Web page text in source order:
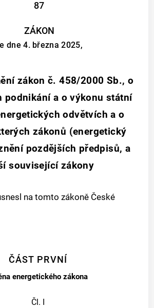
87
ZÁKON
dne 4. března 2025,
zákon č. 458/2000 Sb., o
podnikání a o výkonu státní
odvětvích a o
zákonů (energetický
pozdějších předpisů, a
související zákony
na tomto zákoně České
ČÁST PRVNÍ
energetického zákona
Čl. I